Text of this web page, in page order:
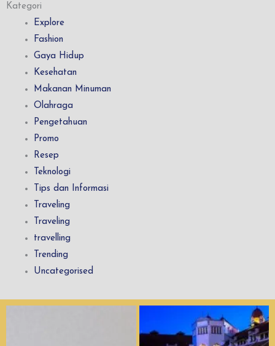
Kategori
Explore
Fashion
Gaya Hidup
Kesehatan
Makanan Minuman
Olahraga
Pengetahuan
Promo
Resep
Teknologi
Tips dan Informasi
Traveling
Traveling
travelling
Trending
Uncategorised